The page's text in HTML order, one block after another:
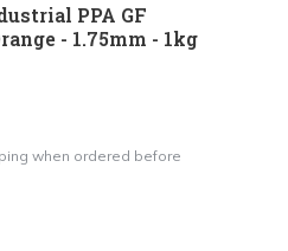
PPA GF
- 1.75mm - 1kg
when ordered before